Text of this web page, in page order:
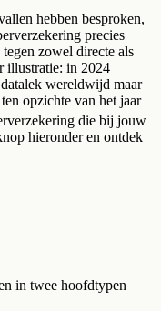
hebben besproken,
precies
zowel directe als
illustratie: in 2024
wereldwijd maar
opzichte van het jaar
die bij jouw
hieronder en ontdek
in twee hoofdtypen